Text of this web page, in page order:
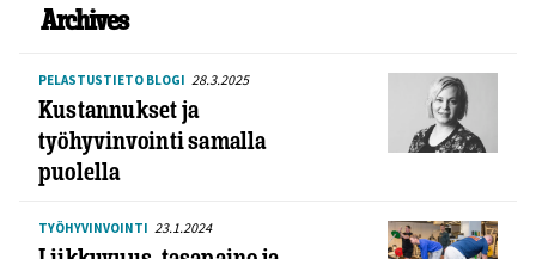
Archives
PELASTUSTIETO BLOGI 28.3.2025
Kustannukset ja
työhyvinvointi samalla
puolella
TYÖHYVINVOINTI 23.1.2024